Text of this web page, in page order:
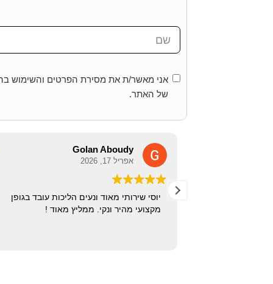
אני מאשר/ת את מסירת הפרטים והשימוש
של האתר.
Golan Aboudy
אפריל 17, 2026
יוסי שירותי מאוד ונעים הליכות עובד בגופן
מקצועי מהיר ונקי. ממליץ מאוד !